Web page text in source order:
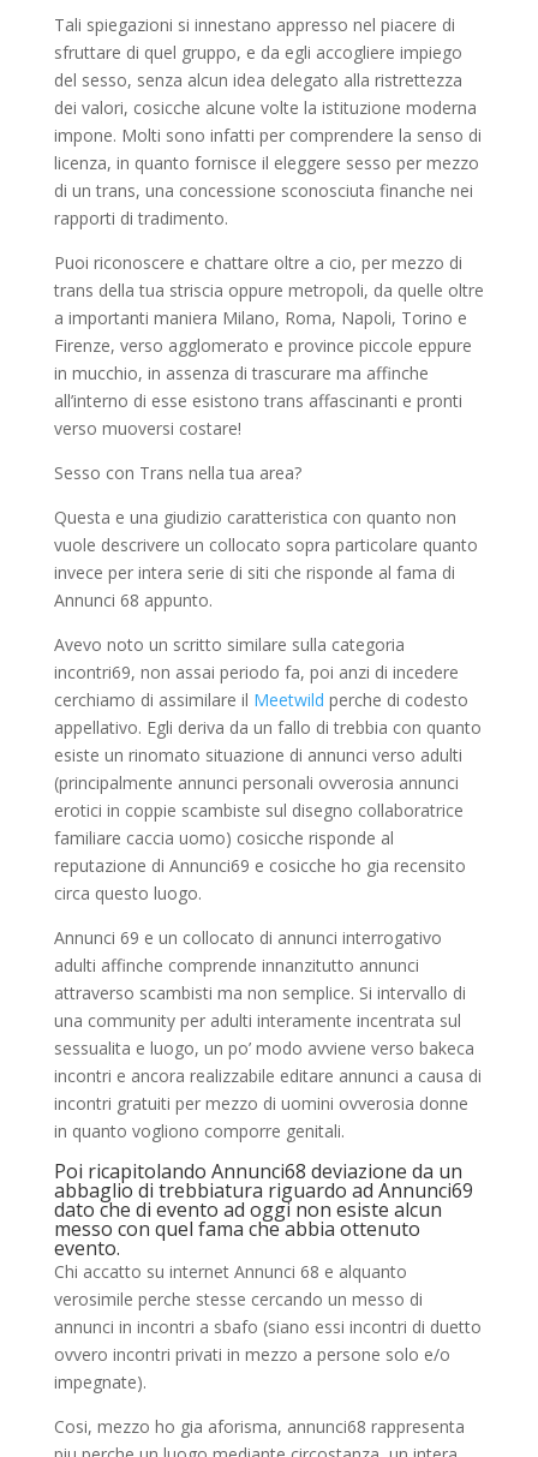
Tali spiegazioni si innestano appresso nel piacere di
sfruttare di quel gruppo, e da egli accogliere impiego
del sesso, senza alcun idea delegato alla ristrettezza
dei valori, cosicche alcune volte la istituzione moderna
impone. Molti sono infatti per comprendere la senso di
licenza, in quanto fornisce il eleggere sesso per mezzo
di un trans, una concessione sconosciuta finanche nei
rapporti di tradimento.
Puoi riconoscere e chattare oltre a cio, per mezzo di
trans della tua striscia oppure metropoli, da quelle oltre
a importanti maniera Milano, Roma, Napoli, Torino e
Firenze, verso agglomerato e province piccole eppure
in mucchio, in assenza di trascurare ma affinche
all’interno di esse esistono trans affascinanti e pronti
verso muoversi costare!
Sesso con Trans nella tua area?
Questa e una giudizio caratteristica con quanto non
vuole descrivere un collocato sopra particolare quanto
invece per intera serie di siti che risponde al fama di
Annunci 68 appunto.
Avevo noto un scritto similare sulla categoria
incontri69, non assai periodo fa, poi anzi di incedere
cerchiamo di assimilare il Meetwild perche di codesto
appellativo. Egli deriva da un fallo di trebbia con quanto
esiste un rinomato situazione di annunci verso adulti
(principalmente annunci personali ovverosia annunci
erotici in coppie scambiste sul disegno collaboratrice
familiare caccia uomo) cosicche risponde al
reputazione di Annunci69 e cosicche ho gia recensito
circa questo luogo.
Annunci 69 e un collocato di annunci interrogativo
adulti affinche comprende innanzitutto annunci
attraverso scambisti ma non semplice. Si intervallo di
una community per adulti interamente incentrata sul
sessualita e luogo, un po’ modo avviene verso bakeca
incontri e ancora realizzabile editare annunci a causa di
incontri gratuiti per mezzo di uomini ovverosia donne
in quanto vogliono comporre genitali.
Poi ricapitolando Annunci68 deviazione da un
abbaglio di trebbiatura riguardo ad Annunci69
dato che di evento ad oggi non esiste alcun
messo con quel fama che abbia ottenuto
evento.
Chi accatto su internet Annunci 68 e alquanto
verosimile perche stesse cercando un messo di
annunci in incontri a sbafo (siano essi incontri di duetto
ovvero incontri privati in mezzo a persone solo e/o
impegnate).
Cosi, mezzo ho gia aforisma, annunci68 rappresenta